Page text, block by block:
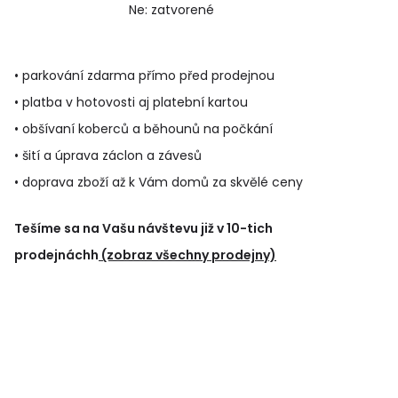
Ne: zatvorené
• parkování zdarma přímo před prodejnou
• platba v hotovosti aj platební kartou
• obšívaní koberců a běhounů na počkání
• šití a úprava záclon a závesů
• doprava zboží až k Vám domů za skvělé ceny
Tešíme sa na Vašu návštevu již v 10-tich
prodejnáchh (zobraz všechny prodejny)